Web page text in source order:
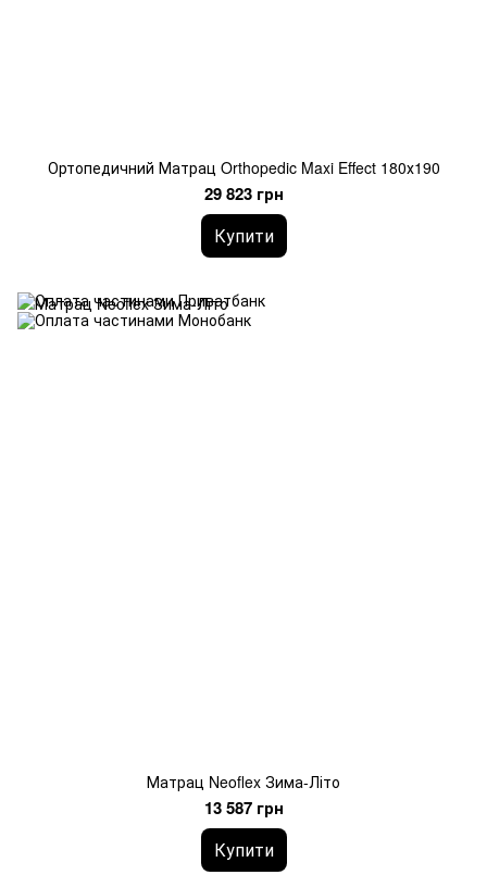
Ортопедичний Матрац Orthopedic Maxi Effect 180х190
29 823 грн
Купити
Матрац Neoflex Зима-Літо
13 587 грн
Купити